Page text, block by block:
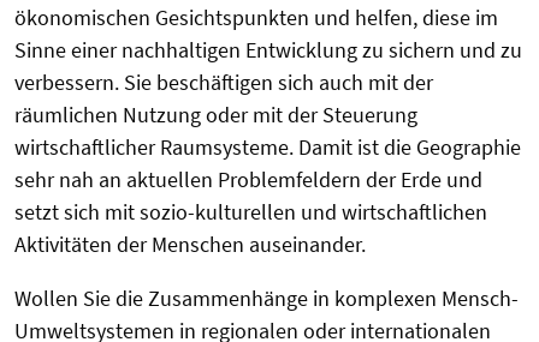
ökonomischen Gesichtspunkten und helfen, diese im
Sinne einer nachhaltigen Entwicklung zu sichern und zu
verbessern. Sie beschäftigen sich auch mit der
räumlichen Nutzung oder mit der Steuerung
wirtschaftlicher Raumsysteme. Damit ist die Geographie
sehr nah an aktuellen Problemfeldern der Erde und
setzt sich mit sozio-kulturellen und wirtschaftlichen
Aktivitäten der Menschen auseinander.
Wollen Sie die Zusammenhänge in komplexen Mensch-
Umweltsystemen in regionalen oder internationalen